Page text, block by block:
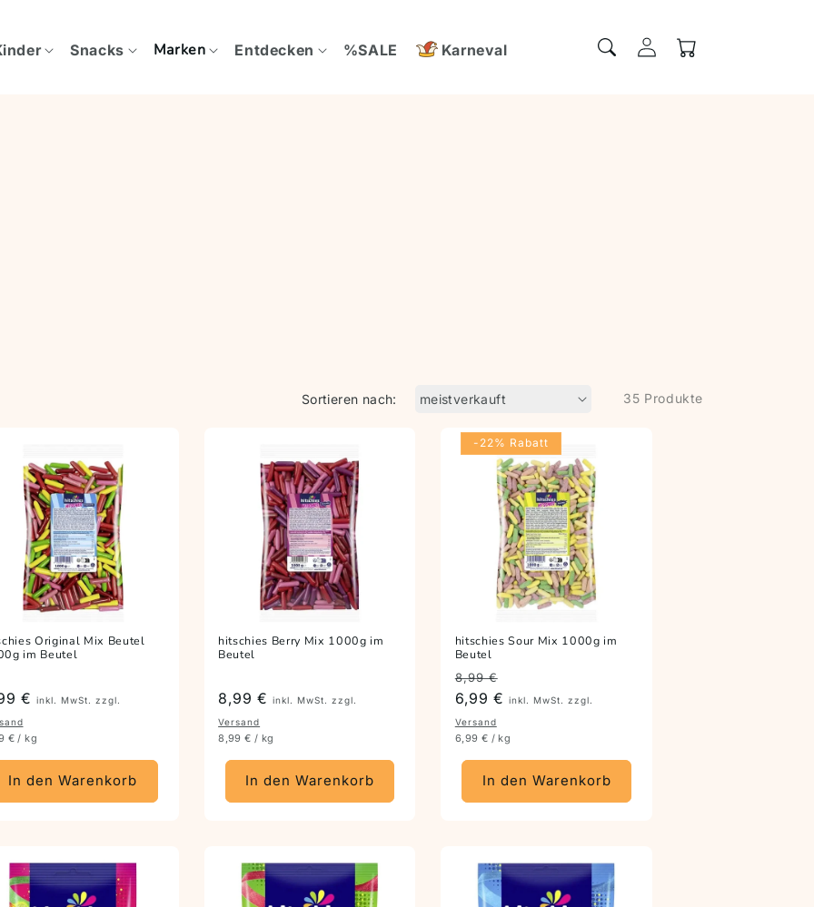
Snacks Marken Entdecken %SALE Karneval EinloggenWarenkorb
Sortieren nach: 35 Produkte
Original Mix Beutel
im Beutel
€
inkl. MwSt. zzgl.
€ / kg
In den Warenkorb
hitschies Berry Mix 1000g im
Beutel
Preis
8,99 €inkl. MwSt. zzgl.
Versand
8,99 € / kg
In den Warenkorb
-22% Rabatt
hitschies Sour Mix 1000g im
Beutel
Preis
8,99 €
6,99 €
inkl. MwSt. zzgl.
Versand
6,99 € / kg
In den Warenkorb